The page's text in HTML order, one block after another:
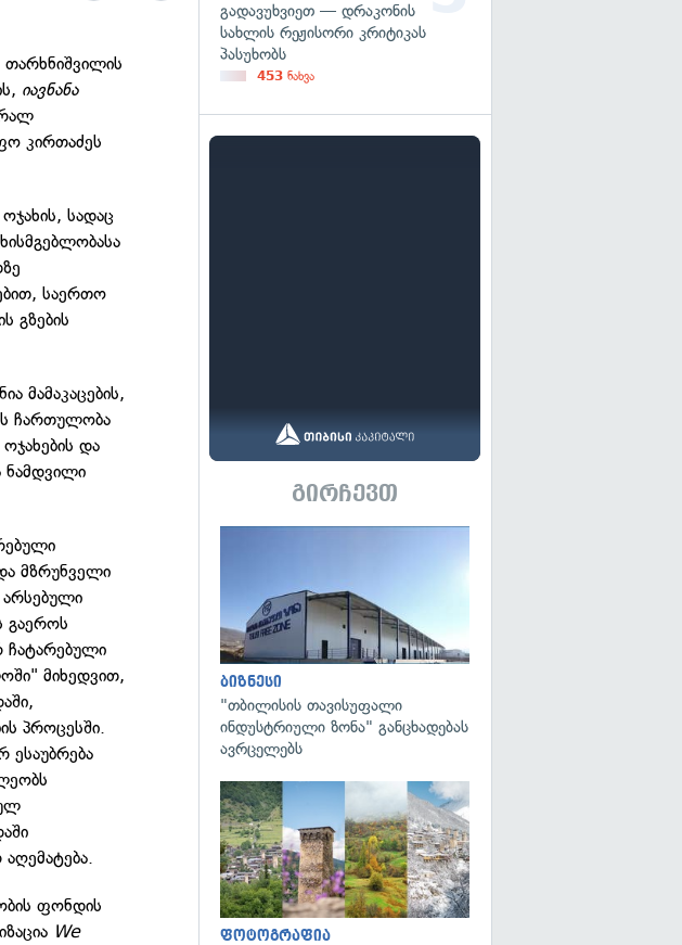
თარხნიშვილის
იავნანა
კირთაძეს
სადაც
საერთო
გზების
მამაკაცების,
ჩართულობა
და
ნამდვილი
მზრუნველი
არსებული
გაეროს
ჩატარებული
მიხედვით,
პროცესში.
ესაუბრება
ფონდის
We
გადავუხვიეთ — დრაკონის
სახლის რეჟისორი კრიტიკას
პასუხობს
453 ნახვა
გირჩევთ
ბიზნესი
"თბილისის თავისუფალი
ინდუსტრიული ზონა" განცხადებას
ავრცელებს
ფოტოგრაფია